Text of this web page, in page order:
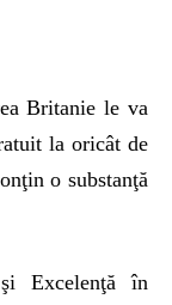
Britanie le va
la oricât de
o substanţă
Excelenţă în